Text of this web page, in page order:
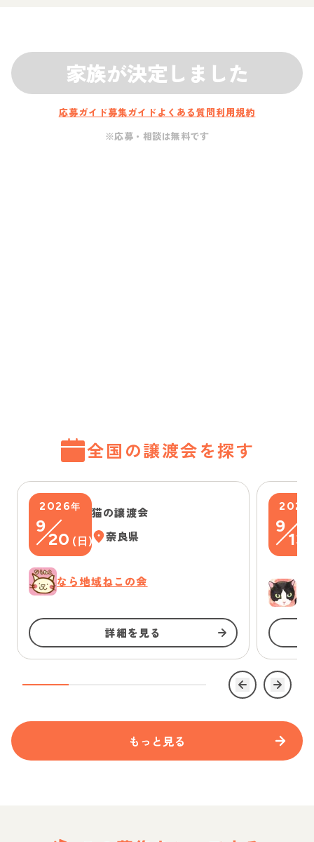
家族が決定しました
応募ガイド募集ガイド よくある質問利用規約
※応募・相談は無料です
全国の譲渡会を探す
2026年
9
20 ( 日)
猫の譲渡会
奈良県
なら地域ねこの会
詳細を見る
2026
9
13
ゆ
もっと見る